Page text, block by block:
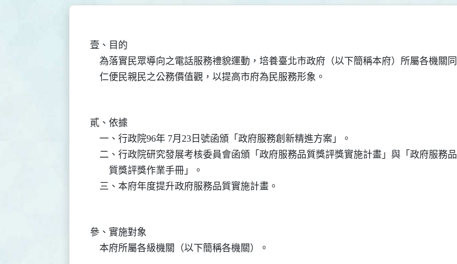
壹、目的
    為落實民眾導向之電話服務禮貌運動，培養臺北市政府（以下簡稱本府）所屬各機關同
貳、依據
    一、行政院96年 7月23日號函頒「政府服務創新精進方案」。
    二、行政院研究發展考核委員會函頒「政府服務品質獎評獎實施計畫」與「政府服務品
        質獎評獎作業手冊」。
參、實施對象